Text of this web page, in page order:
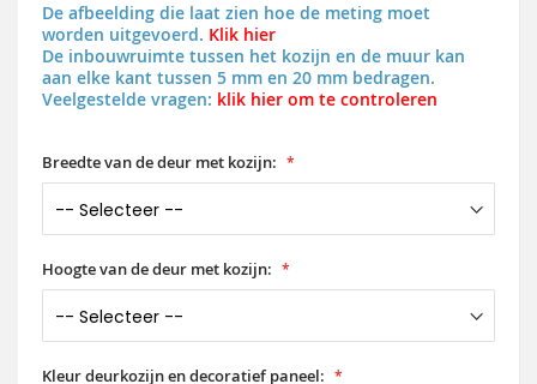
De afbeelding die laat zien hoe de meting moet
worden uitgevoerd. Klik hier
De inbouwruimte tussen het kozijn en de muur kan
aan elke kant tussen 5 mm en 20 mm bedragen.
Veelgestelde vragen: klik hier om te controleren
Breedte van de deur met kozijn:
Hoogte van de deur met kozijn:
Kleur deurkozijn en decoratief paneel: